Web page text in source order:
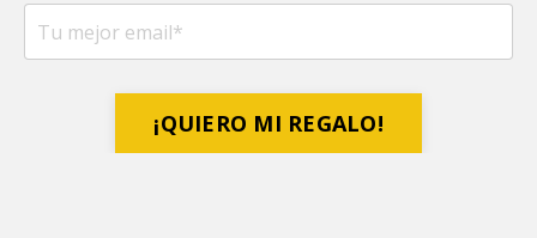
¡QUIERO MI REGALO!